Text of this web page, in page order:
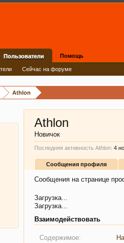
Athlon
Athlon
Новичок
Последняя активность Athlon: 4
Сообщения профиля
Сообщения на странице
Загрузка...
Загрузка...
Взаимодействовать
Содержимое:
Пользователи
Сейчас на форуме
Помощь